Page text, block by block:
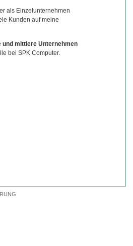
als Einzelunternehmen
Kunden auf meine
mittlere Unternehmen
bei SPK Computer.